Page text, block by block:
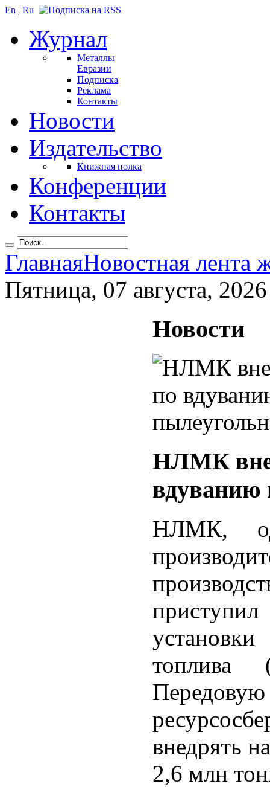
En | Ru
Журнал
Металлы
Евразии
Подписка
Реклама
Контакты
Новости
Издательство
Книжная полка
Конференции
Контакты
ГлавнаяНовостная лента
Пятница, 07 августа, 2026
Новости
НЛМК
вдуванию
НЛМК,
внедрять
2,6 млн